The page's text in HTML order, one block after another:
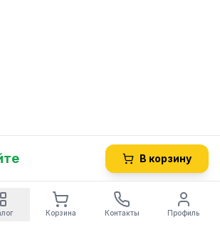
В корзину
Корзина Контакты Профиль